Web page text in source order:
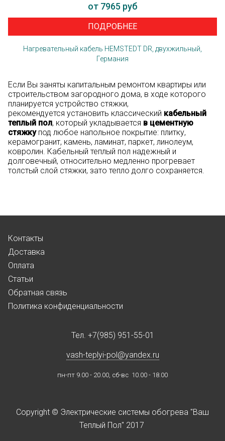
от 7965 руб
ПОДРОБНЕЕ
Нагревательный кабель HEMSTEDT DR, двухжильный,
Германия
Если Вы заняты капитальным ремонтом квартиры или
строительством загородного дома, в ходе которого
планируется устройство стяжки,
рекомендуется установить классический кабельный
теплый пол, который укладывается в цементную
стяжкупод любое напольное покрытие: плитку,
керамогранит, камень, ламинат, паркет, линолеум,
ковролин. Кабельный теплый пол надежный и
долговечный, относительно медленно прогревает
толстый слой стяжки, зато тепло долго сохраняется.
Контакты
Доставка
Оплата
Статьи
Обратная связь
Политика конфиденциальности
Тел. +7(985) 951-55-01
vash-teplyi-pol@yandex.ru
пн-пт 9.00 - 20.00, сб-вс 10.00 - 18.00
Copyright © Электрические системы обогрева "Ваш
Теплый Пол" 2017